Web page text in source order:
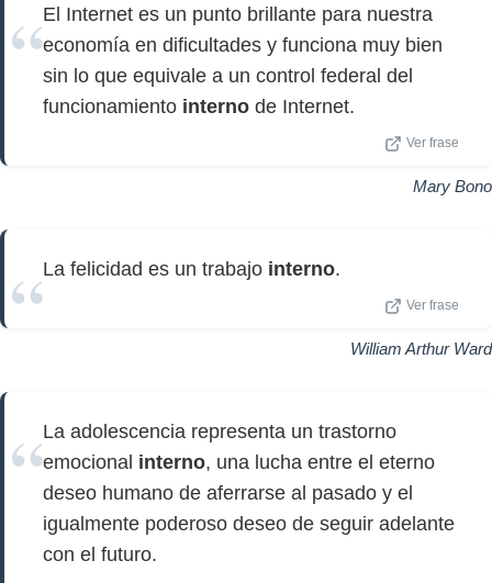
El Internet es un punto brillante para nuestra
economía en dificultades y funciona muy bien
sin lo que equivale a un control federal del
funcionamiento interno de Internet.
Ver frase
Mary Bono
La felicidad es un trabajo interno.
Ver frase
William Arthur Ward
La adolescencia representa un trastorno
emocional interno, una lucha entre el eterno
deseo humano de aferrarse al pasado y el
igualmente poderoso deseo de seguir adelante
con el futuro.